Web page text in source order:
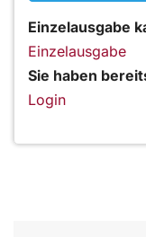
Einzelausgabe
Einzelausgabe
Sie haben
Login